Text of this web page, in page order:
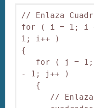
// Enlaza
for ( i = 1; i <
1; i++ )
{
for ( j = 1; j
- 1; j++ )
{
// Enlaza